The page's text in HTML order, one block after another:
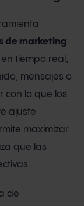
de marketing.
tiempo real,
mensajes o
con lo que los
ajuste
maximizar
que las
de